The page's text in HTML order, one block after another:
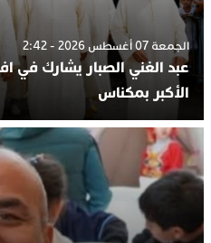
الجمعة 07 أغسطس 2026 - 2:42
عبد الغني الصبار يشارك
الأكبر بمكناس